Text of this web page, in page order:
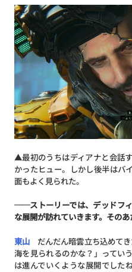
▲最初のうちはディアナと会話
かったヒュー。しかし後半はバ
面もよく見られた。
──ストーリーでは、デッドフ
な展開が訪れていきます。その
東山 だんだん暗雲立ち込めて
海を見られるのかな？」ってい
は進んでいくような展開でした